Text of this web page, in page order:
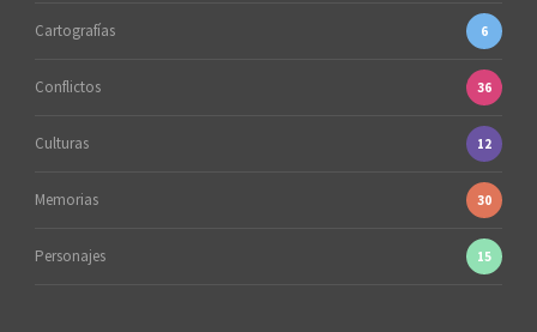
Cartografías 6
Conflictos 36
Culturas 12
Memorias 30
Personajes 15